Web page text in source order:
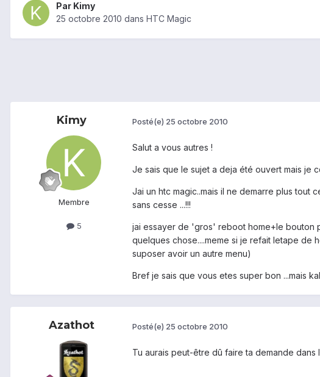
Par Kimy
25 octobre 2010 dans HTC Magic
Kimy
Membre
5
Posté(e) 25 octobre 2010
Salut a vous autres !
Je sais que le sujet a deja été ouvert mais je
Jai un htc magic..mais il ne demarre plus
sans cesse ...!!!
jai essayer de 'gros' reboot home+le bouton
quelques chose....meme si je refait letape de
suposer avoir un autre menu)
Bref je sais que vous etes super bon ...mais
Azathot Posté(e) 25 octobre 2010
Tu aurais peut-être dû faire ta demande dans